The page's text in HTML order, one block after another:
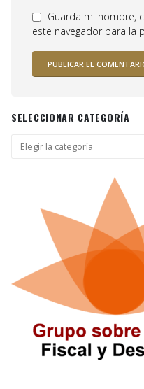
Guarda mi nombre,
este navegador para la
SELECCIONAR CATEGORÍA
Seleccionar
categoría